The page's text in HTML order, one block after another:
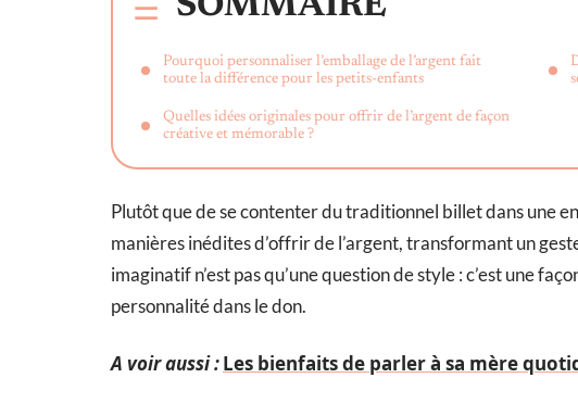
Pourquoi personnaliser l’emballage de l’argent fait
toute la différence pour les petits-enfants
Quelles idées originales pour offrir de l’argent de façon
créative et mémorable ?
Plutôt que de se contenter du traditionnel billet dans une
manières inédites d’offrir de l’argent, transformant un
imaginatif n’est pas qu’une question de style : c’est une
personnalité dans le don.
A voir aussi :Les bienfaits de parler à sa mère